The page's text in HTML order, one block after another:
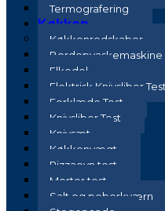
Termografering
Køkken
Køkkenredskaber
Bordopvaskemaskine
Elkedel
Elektrisk Knivsliber Test
Forklæde Test
Knivsliber Test
Knivsæt
Køkkenvægt
Pizzaovn test
Morter test
Salt og peberkværn